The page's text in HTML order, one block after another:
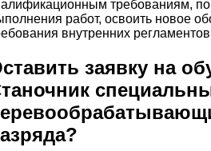
требованиям,
работ, освоить новое
внутренних
заявку на